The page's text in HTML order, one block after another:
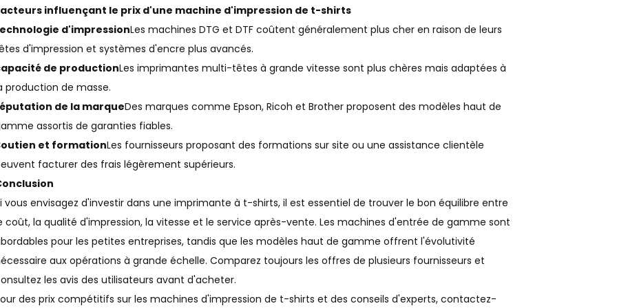
influençant le prix d'une machine d'impression de t-shirts
d'impressionLes machines DTG et DTF coûtent généralement plus cher en raison de leurs
d'impression et systèmes d'encre plus avancés.
de productionLes imprimantes multi-têtes à grande vitesse sont plus chères mais adaptées à
production de masse.
de la marqueDes marques comme Epson, Ricoh et Brother proposent des modèles haut de
assortis de garanties fiables.
et formationLes fournisseurs proposant des formations sur site ou une assistance clientèle
facturer des frais légèrement supérieurs.
vous envisagez d'investir dans une imprimante à t-shirts, il est essentiel de trouver le bon équilibre entre
coût, la qualité d'impression, la vitesse et le service après-vente. Les machines d'entrée de gamme sont
pour les petites entreprises, tandis que les modèles haut de gamme offrent l'évolutivité
aux opérations à grande échelle. Comparez toujours les offres de plusieurs fournisseurs et
les avis des utilisateurs avant d'acheter.
des prix compétitifs sur les machines d'impression de t-shirts et des conseils d'experts, contactez-